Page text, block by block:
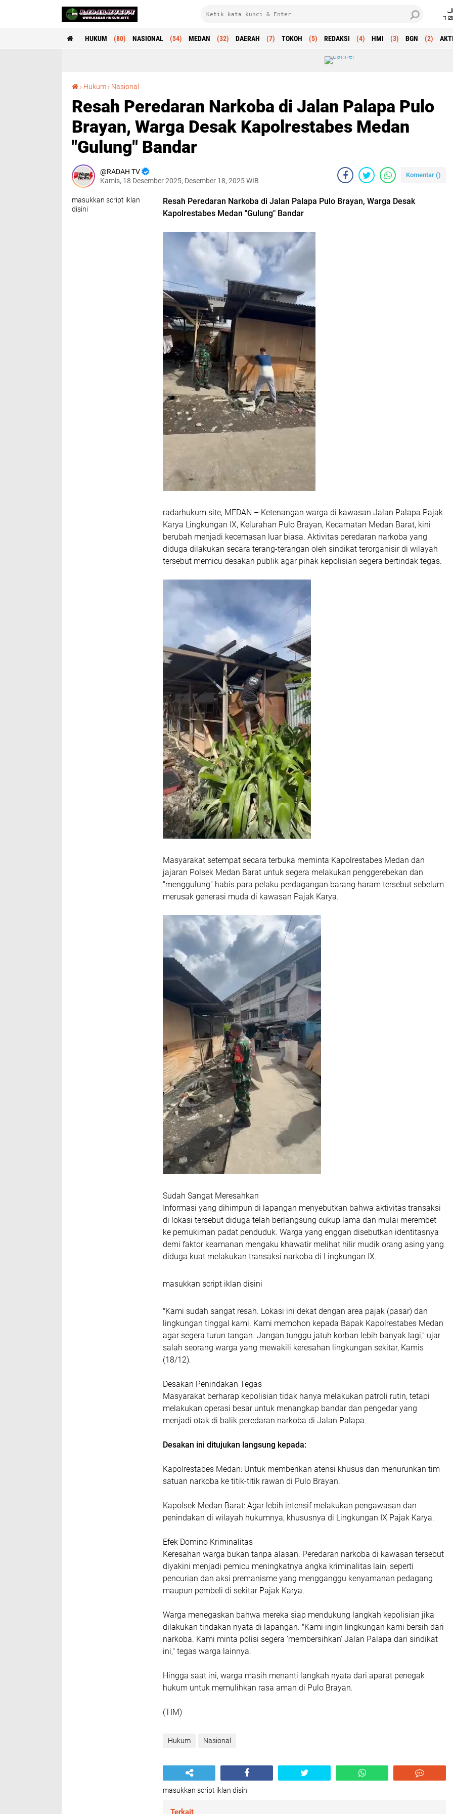
7
HUKUM (80) NASIONAL (54) MEDAN (32) DAERAH (7) TOKOH (5) REDAKSI (4) HMI (3) BGN (2)
› Hukum › Nasional
Resah Peredaran Narkoba di Jalan Palapa Pulo
Brayan, Warga Desak Kapolrestabes Medan
"Gulung" Bandar
RADAH TV
Kamis, 18 Desember 2025, Desember 18, 2025 WIB
Komentar ()
masukkan script iklan
disini
Resah Peredaran Narkoba di Jalan Palapa Pulo Brayan, Warga Desak
Kapolrestabes Medan "Gulung" Bandar
radarhukum.site, MEDAN – Ketenangan warga di kawasan Jalan Palapa Pajak
Karya Lingkungan IX, Kelurahan Pulo Brayan, Kecamatan Medan Barat, kini
berubah menjadi kecemasan luar biasa. Aktivitas peredaran narkoba yang
diduga dilakukan secara terang-terangan oleh sindikat terorganisir di wilayah
tersebut memicu desakan publik agar pihak kepolisian segera bertindak tegas.
Masyarakat setempat secara terbuka meminta Kapolrestabes Medan dan
jajaran Polsek Medan Barat untuk segera melakukan penggerebekan dan
"menggulung" habis para pelaku perdagangan barang haram tersebut sebelum
merusak generasi muda di kawasan Pajak Karya.
Sudah Sangat Meresahkan
Informasi yang dihimpun di lapangan menyebutkan bahwa aktivitas transaksi
di lokasi tersebut diduga telah berlangsung cukup lama dan mulai merembet
ke pemukiman padat penduduk. Warga yang enggan disebutkan identitasnya
demi faktor keamanan mengaku khawatir melihat hilir mudik orang asing yang
diduga kuat melakukan transaksi narkoba di Lingkungan IX.
masukkan script iklan disini
"Kami sudah sangat resah. Lokasi ini dekat dengan area pajak (pasar) dan
lingkungan tinggal kami. Kami memohon kepada Bapak Kapolrestabes Medan
agar segera turun tangan. Jangan tunggu jatuh korban lebih banyak lagi," ujar
salah seorang warga yang mewakili keresahan lingkungan sekitar, Kamis
(18/12).
Desakan Penindakan Tegas
Masyarakat berharap kepolisian tidak hanya melakukan patroli rutin, tetapi
melakukan operasi besar untuk menangkap bandar dan pengedar yang
menjadi otak di balik peredaran narkoba di Jalan Palapa.
Desakan ini ditujukan langsung kepada:
Kapolrestabes Medan: Untuk memberikan atensi khusus dan menurunkan tim
satuan narkoba ke titik-titik rawan di Pulo Brayan.
Kapolsek Medan Barat: Agar lebih intensif melakukan pengawasan dan
penindakan di wilayah hukumnya, khususnya di Lingkungan IX Pajak Karya.
Efek Domino Kriminalitas
Keresahan warga bukan tanpa alasan. Peredaran narkoba di kawasan tersebut
diyakini menjadi pemicu meningkatnya angka kriminalitas lain, seperti
pencurian dan aksi premanisme yang mengganggu kenyamanan pedagang
maupun pembeli di sekitar Pajak Karya.
Warga menegaskan bahwa mereka siap mendukung langkah kepolisian jika
dilakukan tindakan nyata di lapangan. "Kami ingin lingkungan kami bersih dari
narkoba. Kami minta polisi segera 'membersihkan' Jalan Palapa dari sindikat
ini," tegas warga lainnya.
Hingga saat ini, warga masih menanti langkah nyata dari aparat penegak
hukum untuk memulihkan rasa aman di Pulo Brayan.
(TIM)
Hukum Nasional
masukkan script iklan disini
Terkait